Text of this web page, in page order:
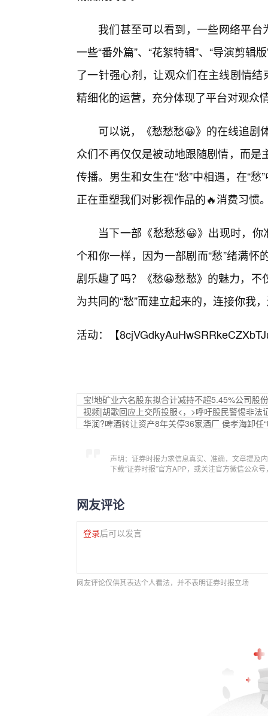
我们甚至可以看到，一些网络平台
一些“番外篇”、“花絮特辑”、“导演剪辑
了一针强心剂，让观众们在主线剧情
精细化的运营，充分体现了平台对观众
可以说，《愁愁愁😀》的在线追剧
众们不再仅仅是被动地跟随剧情，而
传播。男生和女生在“愁”中相遇，在“
正在重塑我们对影视作品的🔥消费习惯
当下一部《愁愁愁😀》出现时，
个和你一样，因为一部剧而“愁”绪满
剧乐趣了吗？《愁😀愁愁》的魅力，
为共同的“愁”而建立起来的，连接你我
活动：【
宝!地矿业六名股东拟合计减持不超5.45%公司股份
视频|胡歌回应上交所投服<，>呼吁股民警惕非法
华润?啤酒转让资产8年关停36家酒厂 侯孝海卸任
声明：证券时报力求信息真实、准确，文章提及
下载“证券时报”官方APP，或关注官方微信公众
网友评论
登录后可以发言
网友评论仅供其表达个人看法，并不表明证券时报立场